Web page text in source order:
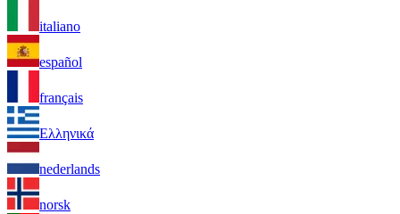
italiano
español
français
Ελληνικά
nederlands
norsk